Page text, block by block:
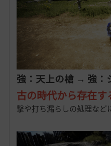
強：天上の槍 → 強：
古の時代から存在す
撃や打ち漏らしの処理など